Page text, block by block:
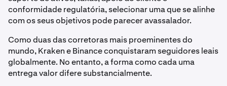
conformidade regulatória, selecionar uma que se alinhe
com os seus objetivos pode parecer avassalador.
Como duas das corretoras mais proeminentes do
mundo, Kraken e Binance conquistaram seguidores leais
globalmente. No entanto, a forma como cada uma
entrega valor difere substancialmente.